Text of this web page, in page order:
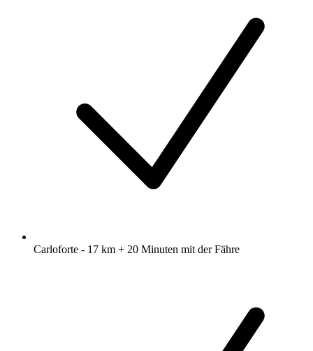
Carloforte - 17 km + 20 Minuten mit der Fähre